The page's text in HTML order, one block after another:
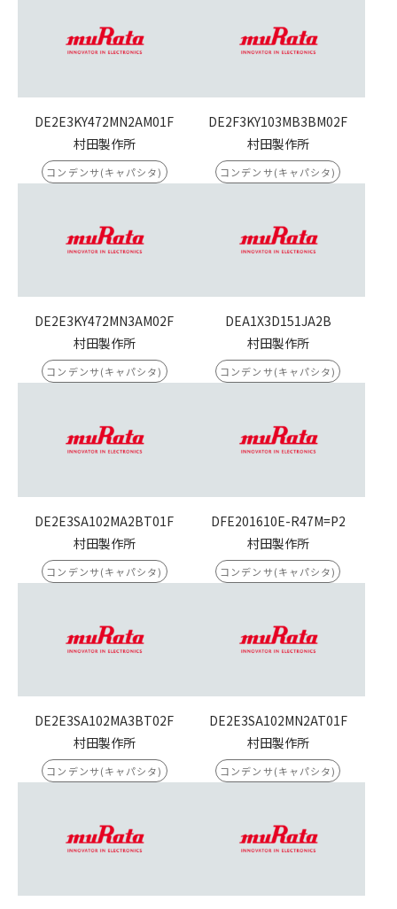
DE2E3KY472MN2AM01F
村田製作所
コンデンサ(キャパシタ)
DE2F3KY103MB3BM02F
村田製作所
コンデンサ(キャパシタ)
DE2E3KY472MN3AM02F
村田製作所
コンデンサ(キャパシタ)
DEA1X3D151JA2B
村田製作所
コンデンサ(キャパシタ)
DE2E3SA102MA2BT01F
村田製作所
コンデンサ(キャパシタ)
DFE201610E-R47M=P2
村田製作所
コンデンサ(キャパシタ)
DE2E3SA102MA3BT02F
村田製作所
コンデンサ(キャパシタ)
DE2E3SA102MN2AT01F
村田製作所
コンデンサ(キャパシタ)